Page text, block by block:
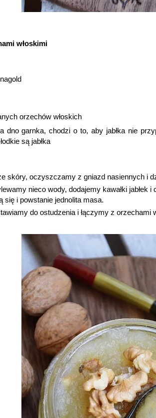
włoskimi
orzechów włoskich
dno garnka, chodzi o to, aby jabłka nie
są jabłka
skóry, oczyszczamy z gniazd nasiennych i
nieco wody, dodajemy kawałki jabłek
się i powstanie jednolita masa.
do ostudzenia i łączymy z orzechami